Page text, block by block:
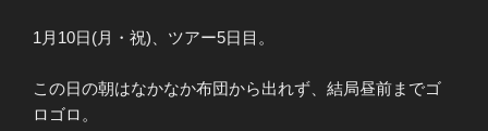
1月10日(月・祝)、ツアー5日目。
この日の朝はなかなか布団から出れず、結局昼前までゴ
ロゴロ。